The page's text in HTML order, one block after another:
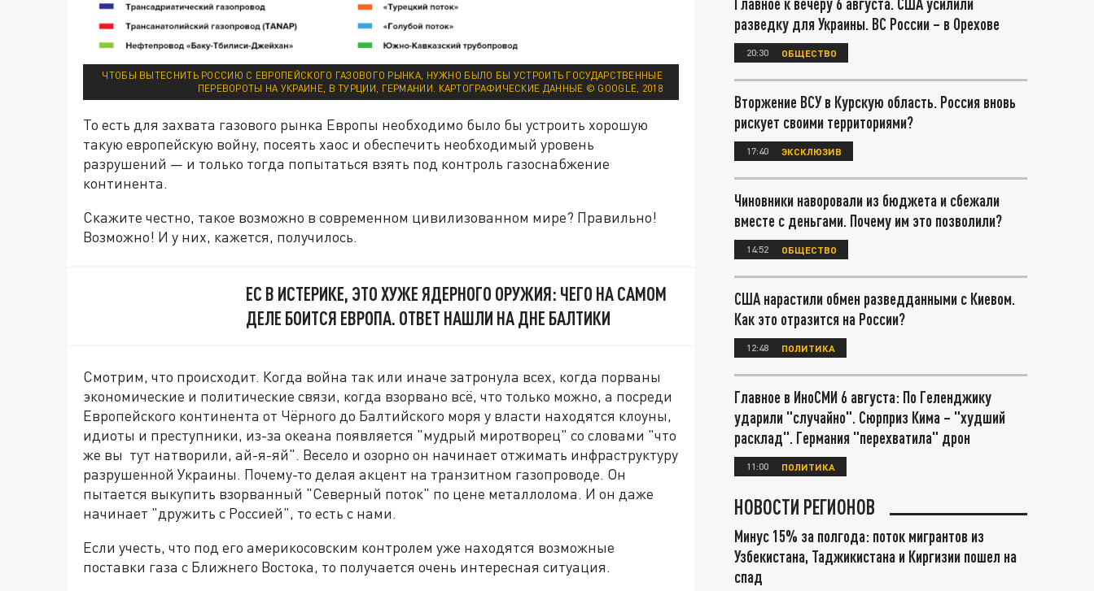
ЧТОБЫ ВЫТЕСНИТЬ РОССИЮ С ЕВРОПЕЙСКОГО ГАЗОВОГО РЫНКА, НУЖНО БЫЛО БЫ УСТРОИТЬ ГОСУДАРСТВЕННЫЕ
ПЕРЕВОРОТЫ НА УКРАИНЕ, В ТУРЦИИ, ГЕРМАНИИ. КАРТОГРАФИЧЕСКИЕ ДАННЫЕ © GOOGLE, 2018
То есть для захвата газового рынка Европы необходимо было бы устроить хорошую
такую европейскую войну, посеять хаос и обеспечить необходимый уровень
разрушений — и только тогда попытаться взять под контроль газоснабжение
континента.
Скажите честно, такое возможно в современном цивилизованном мире? Правильно!
Возможно! И у них, кажется, получилось.
ЕС В ИСТЕРИКЕ, ЭТО ХУЖЕ ЯДЕРНОГО ОРУЖИЯ: ЧЕГО НА САМОМ
ДЕЛЕ БОИТСЯ ЕВРОПА. ОТВЕТ НАШЛИ НА ДНЕ БАЛТИКИ
Смотрим, что происходит. Когда война так или иначе затронула всех, когда порваны
экономические и политические связи, когда взорвано всё, что только можно, а посреди
Европейского континента от Чёрного до Балтийского моря у власти находятся клоуны,
идиоты и преступники, из-за океана появляется "мудрый миротворец" со словами "что
же вы тут натворили, ай-я-яй". Весело и озорно он начинает отжимать инфраструктуру
разрушенной Украины. Почему-то делая акцент на транзитном газопроводе. Он
пытается выкупить взорванный "Северный поток" по цене металлолома. И он даже
начинает "дружить с Россией", то есть с нами.
Если учесть, что под его америкосовским контролем уже находятся возможные
поставки газа с Ближнего Востока, то получается очень интересная ситуация.
разведку для Украины. ВС России – в Орехове
20:30 ОБЩЕСТВО
Вторжение ВСУ в Курскую область. Россия вновь
рискует своими территориями?
17:40 ЭКСКЛЮЗИВ
Чиновники наворовали из бюджета и сбежали
вместе с деньгами. Почему им это позволили?
14:52 ОБЩЕСТВО
США нарастили обмен разведданными с Киевом.
Как это отразится на России?
12:48 ПОЛИТИКА
Главное в ИноСМИ 6 августа: По Геленджику
ударили "случайно". Сюрприз Кима – "худший
расклад". Германия "перехватила" дрон
11:00 ПОЛИТИКА
НОВОСТИ РЕГИОНОВ
Минус 15% за полгода: поток мигрантов из
Узбекистана, Таджикистана и Киргизии пошел на
спад